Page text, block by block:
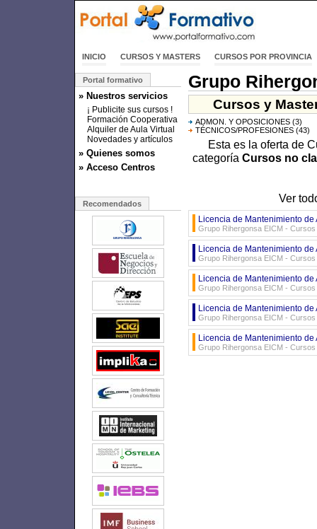
INICIO CURSOS Y MASTERS CURSOS POR PROVINCIA
Portal formativo
» Nuestros servicios
¡ Publicite sus cursos !
Formación Cooperativa
Alquiler de Aula Virtual
Novedades y artículos
» Quienes somos
» Acceso Centros
Recomendados
Grupo
Cursos y
ADMON. Y OPOSICIONES (3)
TÉCNICOS/PROFESIONES (43)
Esta es la oferta de
categoría Cursos no
Ver
Licencia de Mantenimiento
Grupo Rihergonsa EICM -
Licencia de Mantenimiento
Grupo Rihergonsa EICM -
Licencia de Mantenimiento
Grupo Rihergonsa EICM -
Licencia de Mantenimiento
Grupo Rihergonsa EICM -
Licencia de Mantenimiento
Grupo Rihergonsa EICM -